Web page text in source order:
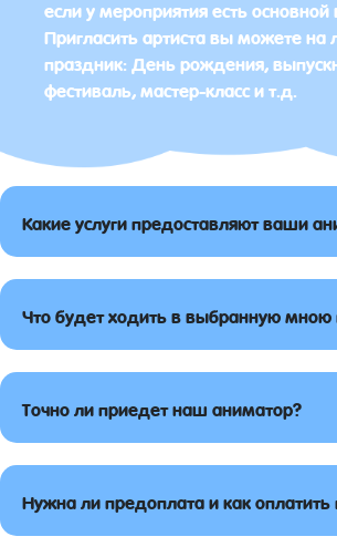
если у мероприятия есть
Пригласить артиста вы можете на
праздник: День рождения,
фестиваль, мастер-класс и т.д.
Какие услуги предоставляют ваши
Что будет ходить в выбранную
Точно ли приедет наш аниматор?
Нужна ли предоплата и как